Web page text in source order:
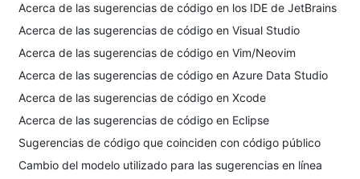
Acerca de las sugerencias de código en los IDE de JetBrains
Acerca de las sugerencias de código en Visual Studio
Acerca de las sugerencias de código en Vim/Neovim
Acerca de las sugerencias de código en Azure Data Studio
Acerca de las sugerencias de código en Xcode
Acerca de las sugerencias de código en Eclipse
Sugerencias de código que coinciden con código público
Cambio del modelo utilizado para las sugerencias en línea